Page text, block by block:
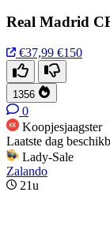
Real Madrid
€37,99 €150
1356
0
Koopjesjaagster
Laatste dag
Lady-Sale
Zalando
21u